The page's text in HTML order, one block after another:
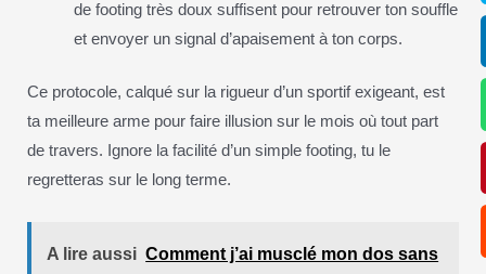
de footing très doux suffisent pour retrouver ton souffle
et envoyer un signal d’apaisement à ton corps.
Ce protocole, calqué sur la rigueur d’un sportif exigeant, est
ta meilleure arme pour faire illusion sur le mois où tout part
de travers. Ignore la facilité d’un simple footing, tu le
regretteras sur le long terme.
A lire aussi Comment j’ai musclé mon dos sans